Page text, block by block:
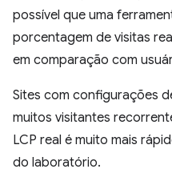
possível que uma
porcentagem de visitas
em comparação com
Sites com configurações
muitos visitantes
LCP real é muito mais
do laboratório.